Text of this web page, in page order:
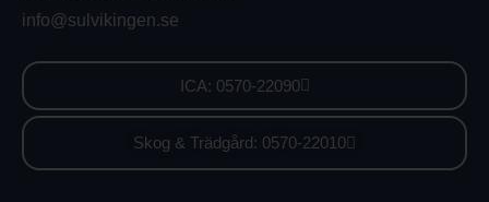
info@sulvikingen.se
ICA: 0570-22090
Skog & Trädgård: 0570-22010